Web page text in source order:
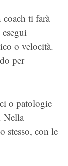
coach ti farà
o velocità.
per
o patologie
Nella
stesso, con le